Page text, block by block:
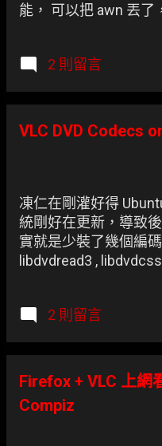
能， 可以把 awn 丟了
2 則留言
VLC DVD Codecs
凍仁在剛灌好得
統剛好在更新，導致
實就是少裝了幾個編
libdvdread3 ,
2 則留言
Firefox + VLC 上網
Compiz